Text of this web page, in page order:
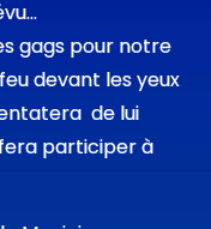
gags pour notre
devant les yeux
de lui
participer à